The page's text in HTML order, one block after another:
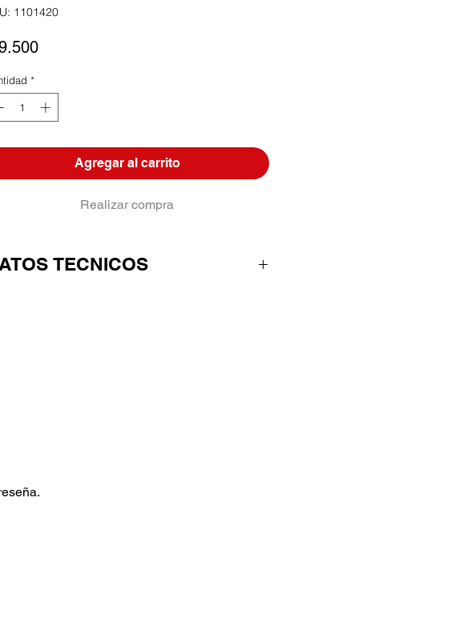
1101420
Precio
*
Agregar al carrito
Realizar compra
TECNICOS